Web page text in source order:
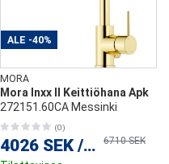
ALE -40%
MORA
Mora Inxx II Keittiöhana Apk
272151.60CA Messinki
(0)
4026 SEK / kpl6710 SEK